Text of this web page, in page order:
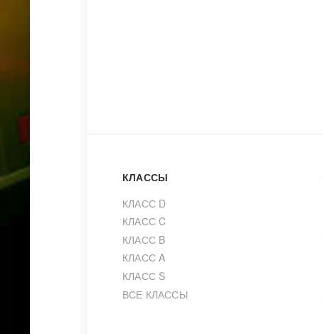
КЛАССЫ
КЛАСС D
КЛАСС C
КЛАСС B
КЛАСС A
КЛАСС S
ВСЕ КЛАССЫ